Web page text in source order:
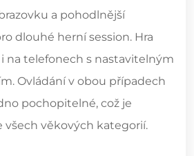
a pohodlnější
dlouhé herní session. Hra
na telefonech s nastavitelným
Ovládání v obou případech
pochopitelné, což je
všech věkových kategorií.